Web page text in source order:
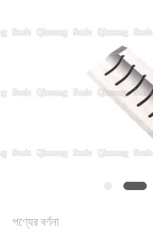
উদ্ধৃতি
ম্যাপ
নীতি
পণ্যের বর্ণনা